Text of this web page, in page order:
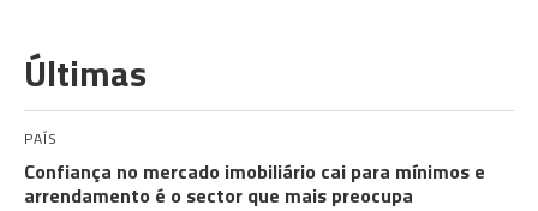
Últimas
PAÍS
Confiança no mercado imobiliário cai para mínimos e
arrendamento é o sector que mais preocupa